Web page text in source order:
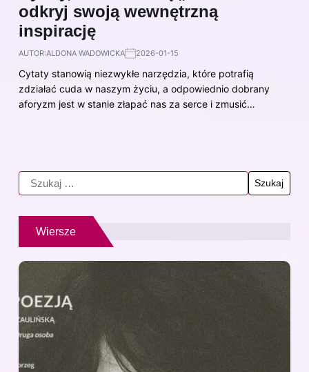
odkryj swoją wewnętrzną
inspirację
AUTOR:ALDONA WADOWICKA 2026-01-15
Cytaty stanowią niezwykłe narzędzia, które potrafią
zdziałać cuda w naszym życiu, a odpowiednio dobrany
aforyzm jest w stanie złapać nas za serce i zmusić…
Wiersze